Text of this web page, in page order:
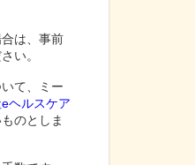
は、事前
い。
て、ミー
ヘルスケア
のとしま